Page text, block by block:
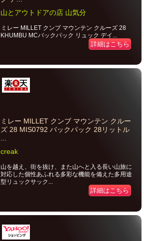
山とアウトドアの店 山気分
ミレー MILLET クンブ マウンテン クルーズ 28
KHUMBU MCバックパック リュック デイ...
詳細はこちら
ミレー MILLET クンブ マウンテン クルー
ズ 28 MIS0792 バックパック 28リットル
creak
山を越え、街を抜け、また山へと入る長い山旅に
対応した個性あふれる多彩な機能を備えた多用途
型リュックサック...
詳細はこちら